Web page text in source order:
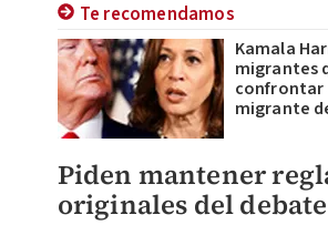
Te recomendamos
Kamala
migrantes
confrontar
migrante
Piden mantener
originales del debate